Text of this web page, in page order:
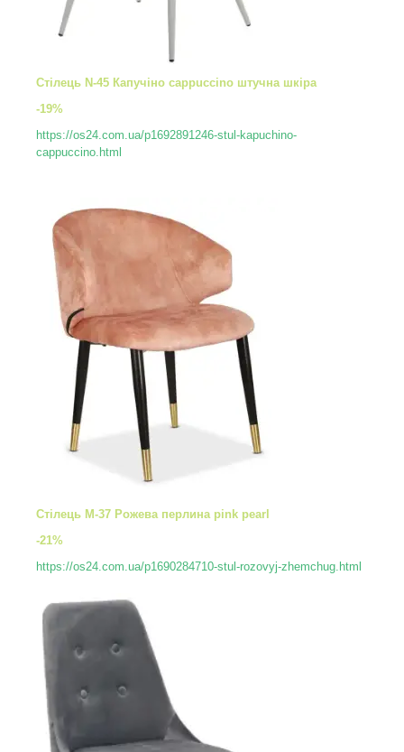
Стілець N-45 Капучіно cappuccino штучна шкіра
-19%
https://os24.com.ua/p1692891246-stul-kapuchino-
cappuccino.html
Стілець M-37 Рожева перлина pink pearl
-21%
https://os24.com.ua/p1690284710-stul-rozovyj-zhemchug.html